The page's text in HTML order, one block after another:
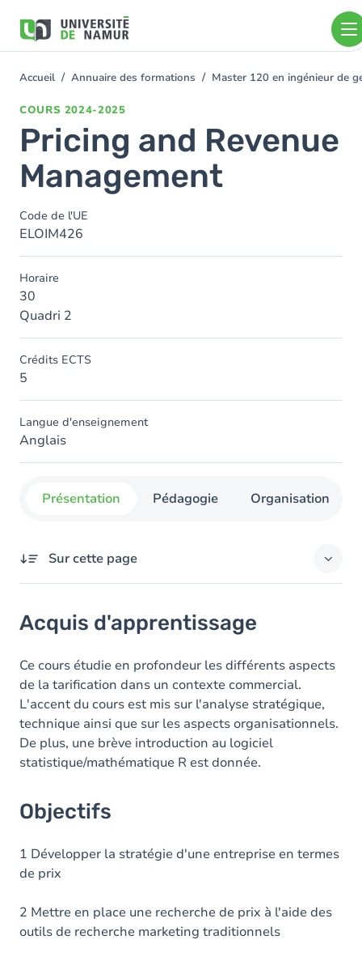
contenu
You
Accueil Annuaire des formations Master 120 en ingénieur de
COURS 2024-2025
Pricing and Revenue
Management
Code de l'UE
ELOIM426
Horaire
30
Quadri 2
Crédits ECTS
5
Langue d'enseignement
Anglais
Présentation Pédagogie Organisation
Sur cette page
Objectifs
Contenu
Acquis d'apprentissage
Ce cours étudie en profondeur les différents aspects
de la tarification dans un contexte commercial.
L'accent du cours est mis sur l'analyse stratégique,
technique ainsi que sur les aspects organisationnels.
De plus, une brève introduction au logiciel
statistique/mathématique R est donnée.
Objectifs
1 Développer la stratégie d'une entreprise en termes
de prix
2 Mettre en place une recherche de prix à l'aide des
outils de recherche marketing traditionnels